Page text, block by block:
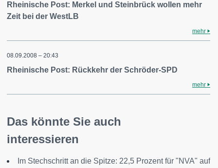
Rheinische Post: Merkel und Steinbrück wollen mehr
Zeit bei der WestLB
mehr
08.09.2008 – 20:43
Rheinische Post: Rückkehr der Schröder-SPD
mehr
Das könnte Sie auch
interessieren
Im Stechschritt an die Spitze: 22,5 Prozent für "NVA" auf